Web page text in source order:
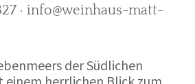
· info@weinhaus-matt-
der Südlichen